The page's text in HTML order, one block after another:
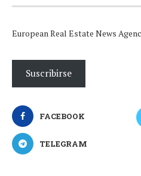
European Real Estate News
Suscribirse
FACEBOOK
TELEGRAM